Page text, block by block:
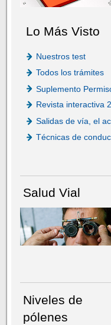
Lo Más Visto
Nuestros test
Todos los trámites
Suplemento
Revista interactiva
Salidas de vía, el
Técnicas de
Salud Vial
Niveles de
pólenes